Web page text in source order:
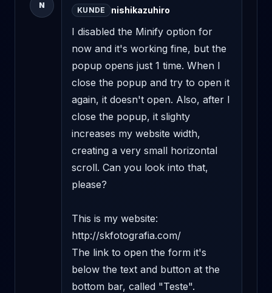
N
KUNDE nishikazuhiro
I disabled the Minify option for
now and it's working fine, but the
popup opens just 1 time. When I
close the popup and try to open it
again, it doesn't open. Also, after I
close the popup, it slighty
increases my website width,
creating a very small horizontal
scroll. Can you look into that,
please?
This is my website:
http://skfotografia.com/
The link to open the form it's
below the text and button at the
bottom bar, called "Teste".